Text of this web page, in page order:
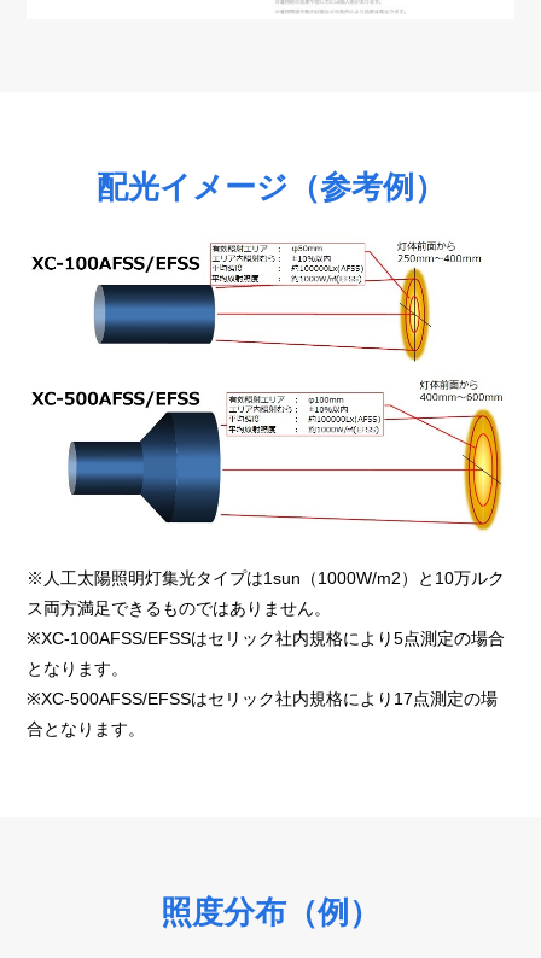
配光イメージ（参考例）
※人工太陽照明灯集光タイプは1sun（1000W/m2）と10万ルク
ス両方満足できるものではありません。
※XC-100AFSS/EFSSはセリック社内規格により5点測定の場合
となります。
※XC-500AFSS/EFSSはセリック社内規格により17点測定の場
合となります。
照度分布（例）